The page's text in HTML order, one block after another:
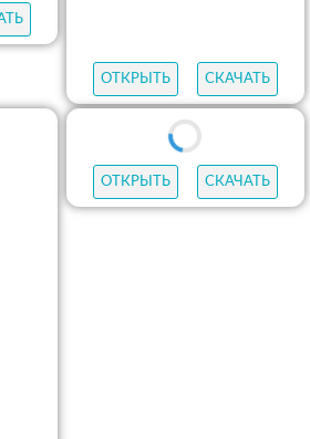
ОТКРЫТЬ СКАЧАТЬ